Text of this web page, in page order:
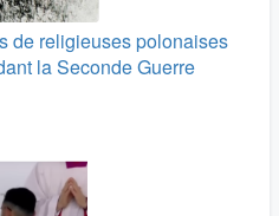
de religieuses polonaises
la Seconde Guerre